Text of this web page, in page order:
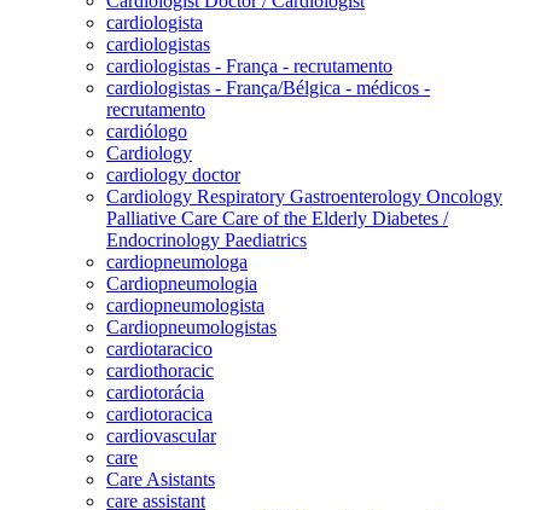
cardiologista
cardiologistas
cardiologistas - França - recrutamento
cardiologistas - França/Bélgica - médicos -
recrutamento
cardiólogo
Cardiology
cardiology doctor
Cardiology Respiratory Gastroenterology Oncology
Palliative Care Care of the Elderly Diabetes /
Endocrinology Paediatrics
cardiopneumologa
Cardiopneumologia
cardiopneumologista
Cardiopneumologistas
cardiotaracico
cardiothoracic
cardiotorácia
cardiotoracica
cardiovascular
care
Care Asistants
care assistant